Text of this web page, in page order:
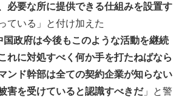
必要な所に提供できる仕組みを設置す
ている」と付け加えた
国政府は今後もこのような活動を継続
れに対処すべく何か手を打たねばなら
ンド幹部は全ての契約企業が知らない
害を受けていると認識すべきだ」と警